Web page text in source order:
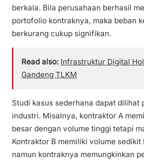
berkala. Bila perusahaan berhasil
portofolio kontraknya, maka beban
berkurang cukup signifikan.
Read also: Infrastruktur Digital
Gandeng TLKM
Studi kasus sederhana dapat dilihat
industri. Misalnya, kontraktor A
besar dengan volume tinggi tetapi
Kontraktor B memiliki volume sedikit
namun kontraknya memungkinkan